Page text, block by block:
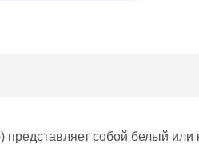
собой белый